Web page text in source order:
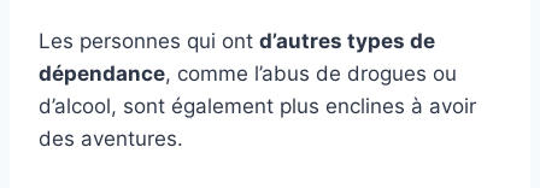
Les personnes qui ont d’autres types de
dépendance, comme l’abus de drogues ou
d’alcool, sont également plus enclines à avoir
des aventures.